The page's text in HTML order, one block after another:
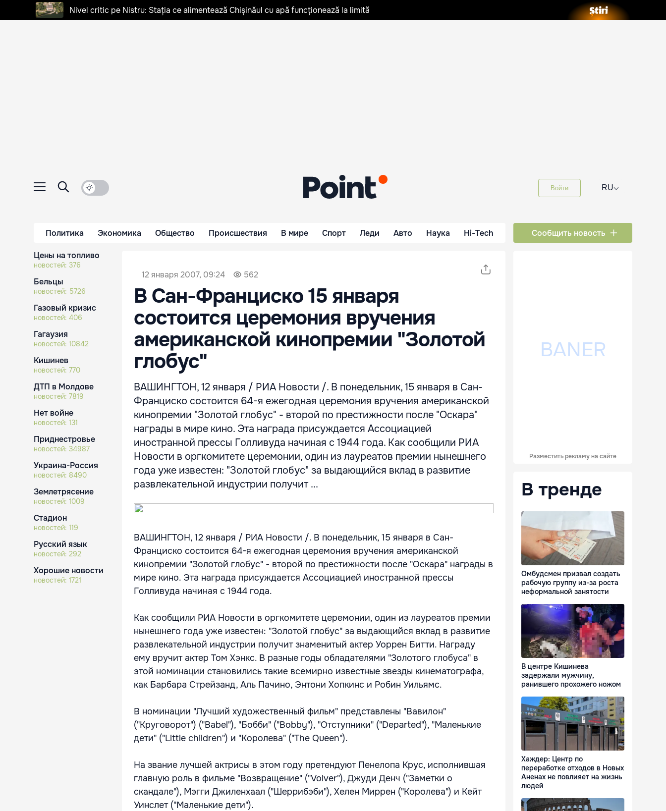
Nivel critic pe Nistru: Stația ce alimentează Chișinăul cu apă funcționează la limită
Войти RU⌵
Политика Экономика Общество Происшествия В мире Спорт Леди Авто Наука Hi-Tech Сообщить новость
Цены на топливо
новостей: 376
Бельцы
новостей: 5726
Газовый кризис
новостей: 406
Гагаузия
новостей: 10842
Кишинев
новостей: 770
ДТП в Молдове
новостей: 7819
Нет войне
новостей: 131
Приднестровье
новостей: 34987
Украина-Россия
новостей: 8490
Землетрясение
новостей: 1009
Стадион
новостей: 119
Русский язык
новостей: 292
Хорошие новости
новостей: 1721
12 января 2007, 09:24 562
В Сан-Франциско 15 января
состоится церемония вручения
американской кинопремии "Золотой
глобус"
ВАШИНГТОН, 12 января / РИА Новости /. В понедельник, 15 января в Сан-
Франциско состоится 64-я ежегодная церемония вручения американской
кинопремии "Золотой глобус" - второй по престижности после "Оскара"
награды в мире кино. Эта награда присуждается Ассоциацией
иностранной прессы Голливуда начиная с 1944 года. Как сообщили РИА
Новости в оргкомитете церемонии, один из лауреатов премии нынешнего
года уже известен: "Золотой глобус" за выдающийся вклад в развитие
развлекательной индустрии получит ...
ВАШИНГТОН, 12 января / РИА Новости /. В понедельник, 15 января в Сан-
Франциско состоится 64-я ежегодная церемония вручения американской
кинопремии "Золотой глобус" - второй по престижности после "Оскара" награды в
мире кино. Эта награда присуждается Ассоциацией иностранной прессы
Голливуда начиная с 1944 года.
Как сообщили РИА Новости в оргкомитете церемонии, один из лауреатов премии
нынешнего года уже известен: "Золотой глобус" за выдающийся вклад в развитие
развлекательной индустрии получит знаменитый актер Уоррен Битти. Награду
ему вручит актер Том Хэнкс. В разные годы обладателями "Золотого глобуса" в
этой номинации становились такие всемирно известные звезды кинематографа,
как Барбара Стрейзанд, Аль Пачино, Энтони Хопкинс и Робин Уильямс.
В номинации "Лучший художественный фильм" представлены "Вавилон"
("Круговорот") ("Babel"), "Бобби" ("Bobby"), "Отступники" ("Departed"), "Маленькие
дети" ("Little children") и "Королева" ("The Queen").
На звание лучшей актрисы в этом году претендуют Пенелопа Крус, исполнившая
главную роль в фильме "Возвращение" ("Volver"), Джуди Денч ("Заметки о
скандале"), Мэгги Джиленхаал ("Шеррибэби"), Хелен Миррен ("Королева") и Кейт
Уинслет ("Маленькие дети").
Разместить рекламу на сайте
В тренде
Омбудсмен призвал создать
рабочую группу из-за роста
неформальной занятости
В центре Кишинева
задержали мужчину,
ранившего прохожего ножом
Хаждер: Центр по
переработке отходов в Новых
Аненах не повлияет на жизнь
людей